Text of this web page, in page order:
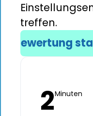
treffen.
Bewertung
2Minuten